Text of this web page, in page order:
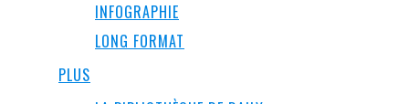
INFOGRAPHIE
LONG FORMAT
PLUS